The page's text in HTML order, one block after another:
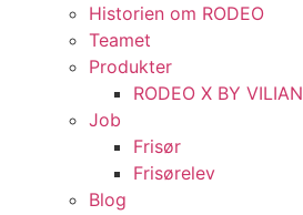
Historien om RODEO
Teamet
Produkter
RODEO X BY VILIAN
Job
Frisør
Frisørelev
Blog